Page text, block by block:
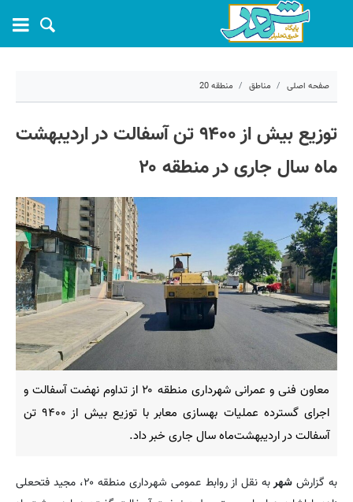
صفحه اصلی مناطق منطقه 20
کد مطلب:
توزیع بیش از ۹۴۰۰ تن آسفالت در اردیبهشت
ماه سال جاری در منطقه ۲۰
معاون فنی و عمرانی شهرداری منطقه ۲۰ از تداوم نهضت آسفالت و
اجرای گسترده عملیات بهسازی معابر با توزیع بیش از ۹۴۰۰ تن
آسفالت در اردیبهشت‌ماه سال جاری خبر داد.
به گزارششهر
به نقل از روابط عمومی شهرداری منطقه ۲۰، مجید فتحعلی